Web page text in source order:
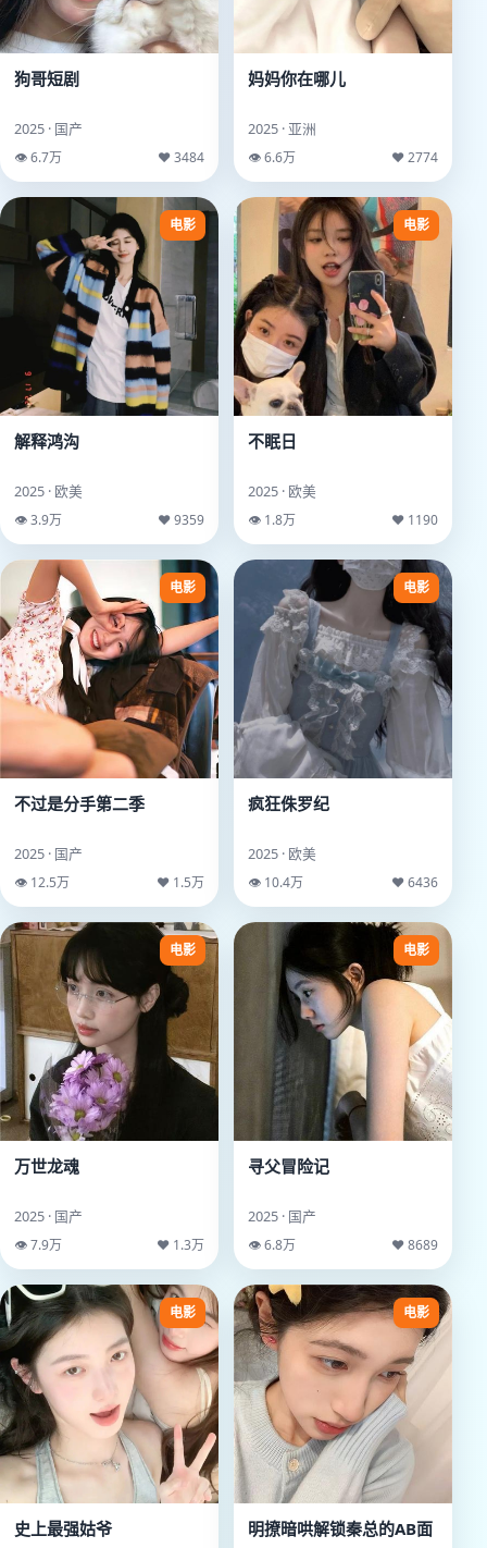
狗哥短剧
2025 · 国产
👁 6.7万 ♥ 3484
妈妈你在哪儿
2025 · 亚洲
👁 6.6万 ♥ 2774
电影
解释鸿沟
2025 · 欧美
👁 3.9万 ♥ 9359
电影
不眠日
2025 · 欧美
👁 1.8万 ♥ 1190
电影
不过是分手第二季
2025 · 国产
👁 12.5万 ♥ 1.5万
电影
疯狂侏罗纪
2025 · 欧美
👁 10.4万 ♥ 6436
电影
万世龙魂
2025 · 国产
👁 7.9万 ♥ 1.3万
电影
寻父冒险记
2025 · 国产
👁 6.8万 ♥ 8689
电影
史上最强姑爷
电影
明撩暗哄解锁秦总的AB面